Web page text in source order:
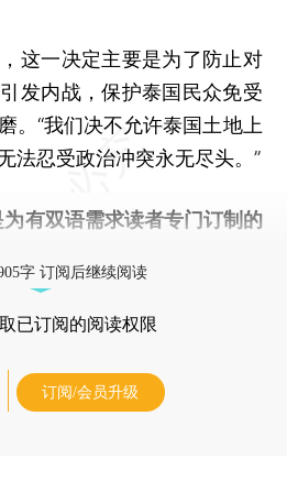
一决定主要是为了防止对
发内战，保护泰国民众免受
。“我们决不允许泰国土地上
法忍受政治冲突永无尽头。”
有双语需求读者专门订制的
字 订阅后继续阅读
已订阅的阅读权限
订阅/会员升级